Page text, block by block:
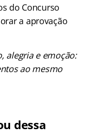
do Concurso
a aprovação
alegria e emoção:
ao mesmo
dessa